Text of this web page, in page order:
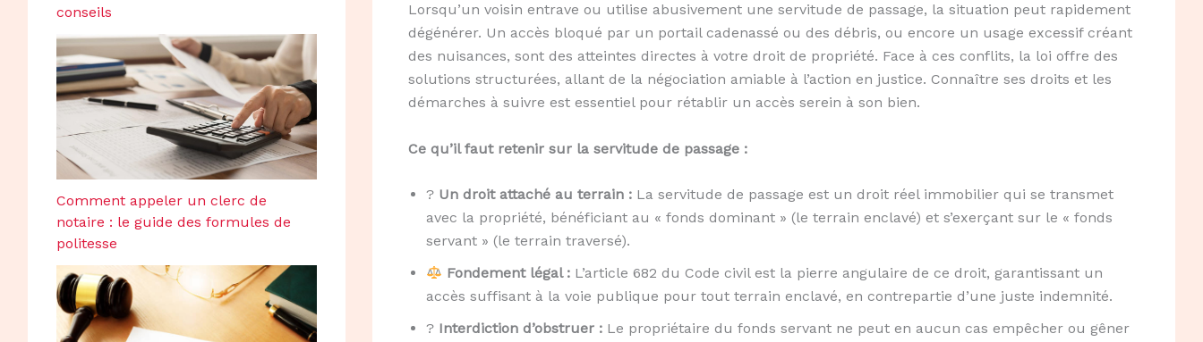
conseils
Comment appeler un clerc de
notaire : le guide des formules de
politesse
Lorsqu’un voisin entrave ou utilise abusivement une servitude de passage, la situation peut rapidement
dégénérer. Un accès bloqué par un portail cadenassé ou des débris, ou encore un usage excessif créant
des nuisances, sont des atteintes directes à votre droit de propriété. Face à ces conflits, la loi offre des
solutions structurées, allant de la négociation amiable à l’action en justice. Connaître ses droits et les
démarches à suivre est essentiel pour rétablir un accès serein à son bien.
Ce qu’il faut retenir sur la servitude de passage :
? Un droit attaché au terrain :La servitude de passage est un droit réel immobilier qui se transmet
avec la propriété, bénéficiant au « fonds dominant » (le terrain enclavé) et s’exerçant sur le « fonds
servant » (le terrain traversé).
Fondement légal :L’article 682 du Code civil est la pierre angulaire de ce droit, garantissant un
accès suffisant à la voie publique pour tout terrain enclavé, en contrepartie d’une juste indemnité.
? Interdiction d’obstruer :Le propriétaire du fonds servant ne peut en aucun cas empêcher ou gêner